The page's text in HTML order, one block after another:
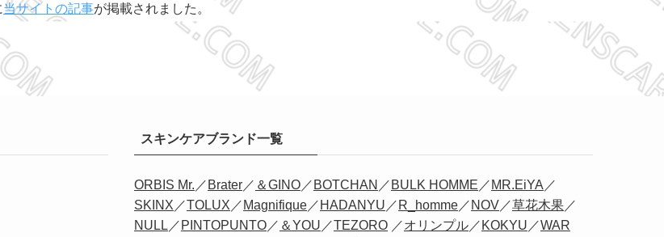
当サイトの記事が掲載されました。
スキンケアブランド一覧
ORBIS Mr. ／ Brater ／ ＆GINO ／ BOTCHAN ／ BULK HOMME ／ MR.EiYA ／
SKINX ／TOLUX ／ Magnifique ／ HADANYU ／ R_homme ／ NOV ／草花木果 ／
NULL ／ PINTOPUNTO ／ ＆YOU ／TEZORO ／オリンプル ／ KOKYU ／WAR